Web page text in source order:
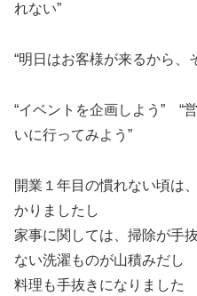
れない”
“明日はお客様が来るから、
“イベントを企画しよう” “
いに行ってみよう”
開業１年目の慣れない頃は
かりましたし
家事に関しては、掃除が手
ない洗濯ものが山積みだし
料理も手抜きになりました